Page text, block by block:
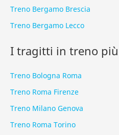
Treno Bergamo Brescia
Treno Bergamo Lecco
I tragitti in treno
Treno Bologna Roma
Treno Roma Firenze
Treno Milano Genova
Treno Roma Torino